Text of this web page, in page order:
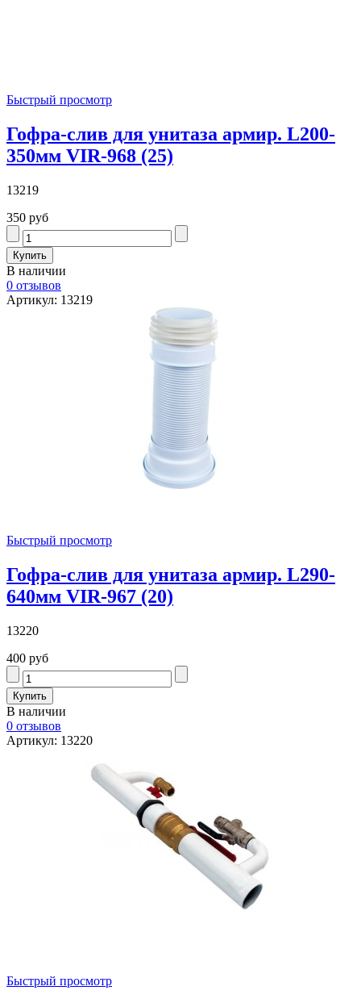
Быстрый просмотр
Гофра-слив для унитаза армир. L200-
350мм VIR-968 (25)
13219
350 руб
В наличии
0 отзывов
Артикул: 13219
Быстрый просмотр
Гофра-слив для унитаза армир. L290-
640мм VIR-967 (20)
13220
400 руб
В наличии
0 отзывов
Артикул: 13220
Быстрый просмотр